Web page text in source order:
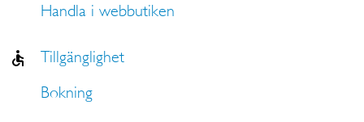
Handla i webbutiken
Tillgänglighet
Bokning